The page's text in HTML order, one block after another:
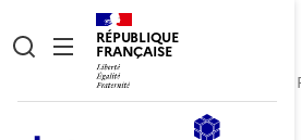
RÉPUBLIQUE
FRANÇAISE